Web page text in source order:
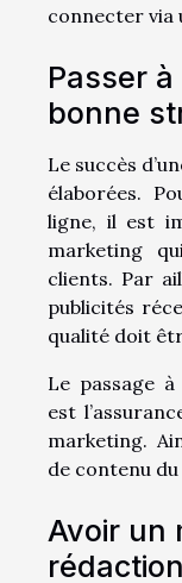
connecter via
Passer
bonne
Le succès
élaborées.
ligne, il est
marketing
clients. Par
publicités
qualité doit
Le passage
est
marketing.
de contenu
Avoir un